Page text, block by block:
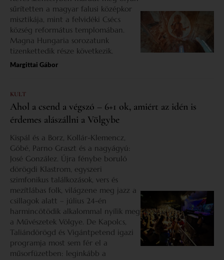
sűrítetten a magyar falusi középkor
misztikája, mint a felvidéki Csécs
község református templomában.
Magna Hungaria sorozatunk
tizenkettedik része következik.
Margittai Gábor
KULT
Ahol a csend a végszó – 6+1 ok, amiért az idén is
érdemes alászállni a Völgybe
Kispál és a Borz, Kollár-Klemencz,
Góbé, Parno Graszt és a nagyágyú:
José González. Újra fénybe boruló
dörögdi Klastrom, egyszeri
szimfonikus találkozások, vers és
mezítlábas folk, világzene meg jazz a
csillagok alatt – július 24-én
harmincötödik alkalommal nyílik meg
a Művészetek Völgye. De Kapolcs,
Taliándörögd és Vigántpetend igazi
programja most sem fér el a
műsorfüzetben: leginkább a